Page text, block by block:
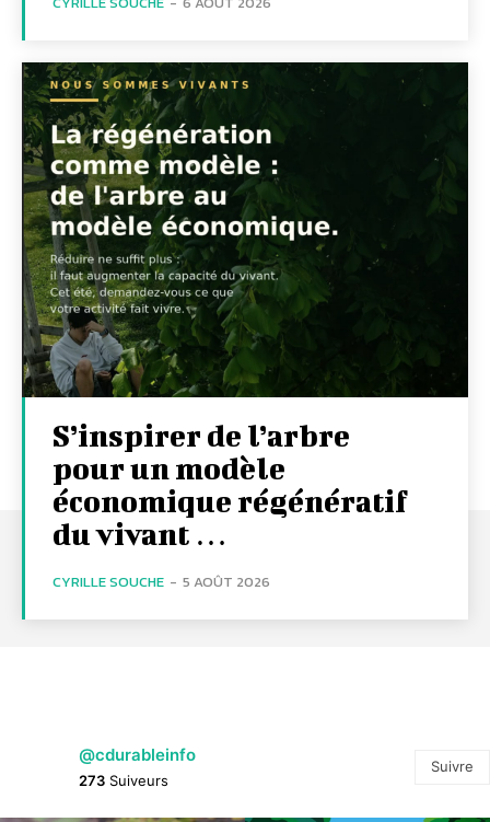
S’inspirer de l’arbre
pour un modèle
économique régénératif
du vivant …
CYRILLE SOUCHE - 5 AOÛT 2026
@cdurableinfo
273 Suiveurs
Suivre